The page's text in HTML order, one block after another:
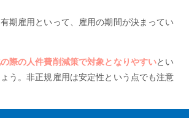
期雇用といって、雇用の期間が決まってい
際の人件費削減策で対象となりやすいとい
う。非正規雇用は安定性という点でも注意